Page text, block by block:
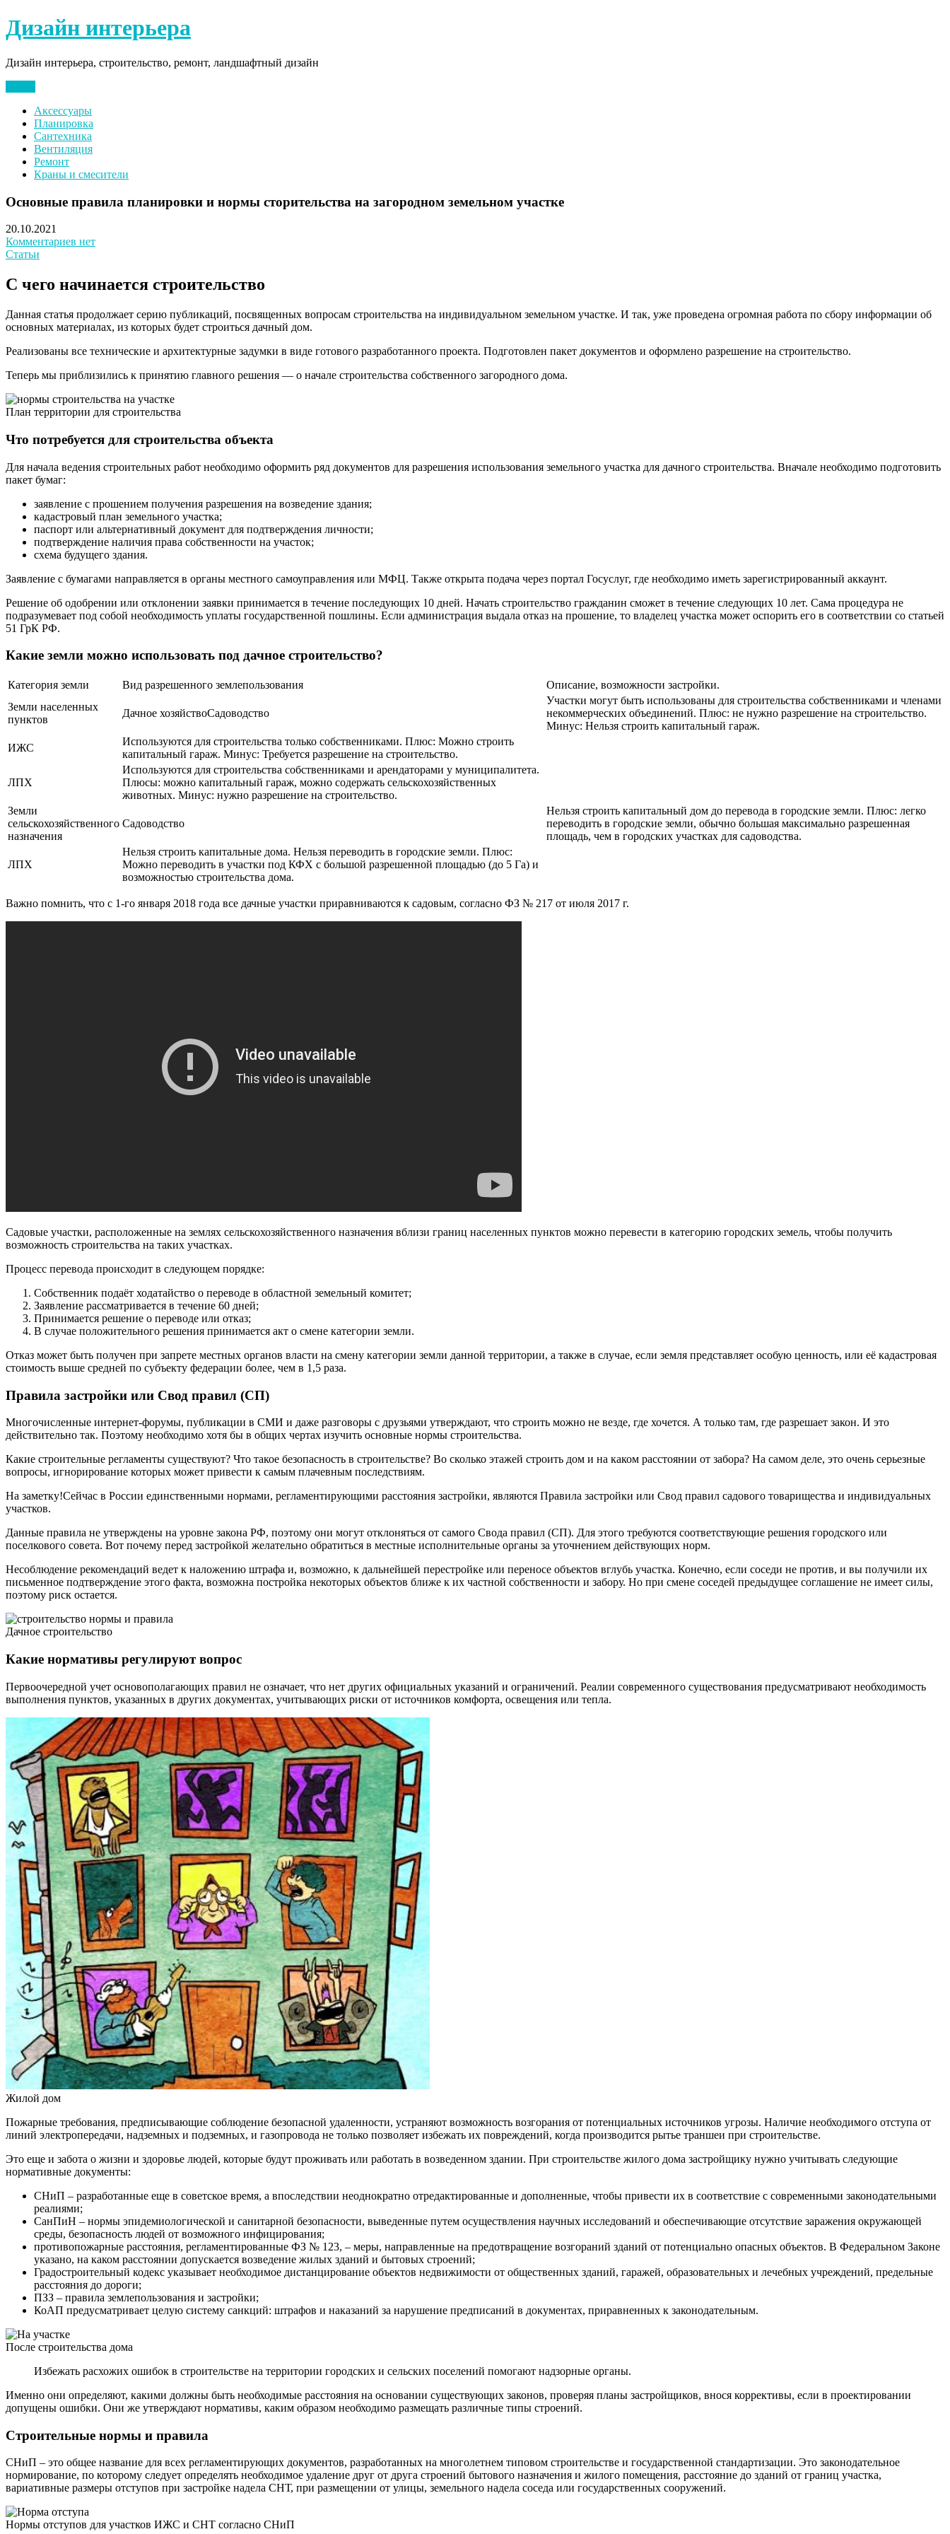
Перейти
к
Дизайн интерьера
Дизайн интерьера, строительство, ремонт, ландшафтный дизайн
Аксессуары
Планировка
Сантехника
Вентиляция
Ремонт
Краны и смесители
Основные правила планировки и нормы сторительства на загородном земельном участке
20.10.2021
Комментариев нет
Статьи
С чего начинается строительство
Данная статья продолжает серию публикаций, посвященных вопросам строительства на индивидуальном земельном участке. И так, уже проведена огромная работа по сбору информации об
основных материалах, из которых будет строиться дачный дом.
Реализованы все технические и архитектурные задумки в виде готового разработанного проекта. Подготовлен пакет документов и оформлено разрешение на строительство.
Теперь мы приблизились к принятию главного решения — о начале строительства собственного загородного дома.
План территории для строительства
Что потребуется для строительства объекта
Для начала ведения строительных работ необходимо оформить ряд документов для разрешения использования земельного участка для дачного строительства. Вначале необходимо подготовить
пакет бумаг:
заявление с прошением получения разрешения на возведение здания;
кадастровый план земельного участка;
паспорт или альтернативный документ для подтверждения личности;
подтверждение наличия права собственности на участок;
схема будущего здания.
Заявление с бумагами направляется в органы местного самоуправления или МФЦ. Также открыта подача через портал Госуслуг, где необходимо иметь зарегистрированный аккаунт.
Решение об одобрении или отклонении заявки принимается в течение последующих 10 дней. Начать строительство гражданин сможет в течение следующих 10 лет. Сама процедура не
подразумевает под собой необходимость уплаты государственной пошлины. Если администрация выдала отказ на прошение, то владелец участка может оспорить его в соответствии со статьей
51 ГрК РФ.
Какие земли можно использовать под дачное строительство?
Категория земли Вид разрешенного землепользования
Описание, возможности застройки.
Земли населенных
пунктов
Дачное хозяйствоСадоводство
Участки могут быть использованы для строительства собственниками и членами
некоммерческих объединений. Плюс: не нужно разрешение на строительство.
Минус: Нельзя строить капитальный гараж.
ИЖС
Используются для строительства только собственниками. Плюс: Можно строить
капитальный гараж. Минус: Требуется разрешение на строительство.
ЛПХ
Используются для строительства собственниками и арендаторами у муниципалитета.
Плюсы: можно капитальный гараж, можно содержать сельскохозяйственных
животных. Минус: нужно разрешение на строительство.
Земли
сельскохозяйственного
назначения
Садоводство
Нельзя строить капитальный дом до перевода в городские земли. Плюс: легко
переводить в городские земли, обычно большая максимально разрешенная
площадь, чем в городских участках для садоводства.
ЛПХ
Нельзя строить капитальные дома. Нельзя переводить в городские земли. Плюс:
Можно переводить в участки под КФХ с большой разрешенной площадью (до 5 Га) и
возможностью строительства дома.
Важно помнить, что с 1-го января 2018 года все дачные участки приравниваются к садовым, согласно ФЗ № 217 от июля 2017 г.
Садовые участки, расположенные на землях сельскохозяйственного назначения вблизи границ населенных пунктов можно перевести в категорию городских земель, чтобы получить
возможность строительства на таких участках.
Процесс перевода происходит в следующем порядке:
Собственник подаёт ходатайство о переводе в областной земельный комитет;
Заявление рассматривается в течение 60 дней;
Принимается решение о переводе или отказ;
В случае положительного решения принимается акт о смене категории земли.
Отказ может быть получен при запрете местных органов власти на смену категории земли данной территории, а также в случае, если земля представляет особую ценность, или её кадастровая
стоимость выше средней по субъекту федерации более, чем в 1,5 раза.
Правила застройки или Свод правил (СП)
Многочисленные интернет-форумы, публикации в СМИ и даже разговоры с друзьями утверждают, что строить можно не везде, где хочется. А только там, где разрешает закон. И это
действительно так. Поэтому необходимо хотя бы в общих чертах изучить основные нормы строительства.
Какие строительные регламенты существуют? Что такое безопасность в строительстве? Во сколько этажей строить дом и на каком расстоянии от забора? На самом деле, это очень серьезные
вопросы, игнорирование которых может привести к самым плачевным последствиям.
На заметку!Сейчас в России единственными нормами, регламентирующими расстояния застройки, являются Правила застройки или Свод правил садового товарищества и индивидуальных
участков.
Данные правила не утверждены на уровне закона РФ, поэтому они могут отклоняться от самого Свода правил (СП). Для этого требуются соответствующие решения городского или
поселкового совета. Вот почему перед застройкой желательно обратиться в местные исполнительные органы за уточнением действующих норм.
Несоблюдение рекомендаций ведет к наложению штрафа и, возможно, к дальнейшей перестройке или переносе объектов вглубь участка. Конечно, если соседи не против, и вы получили их
письменное подтверждение этого факта, возможна постройка некоторых объектов ближе к их частной собственности и забору. Но при смене соседей предыдущее соглашение не имеет силы,
поэтому риск остается.
Дачное строительство
Какие нормативы регулируют вопрос
Первоочередной учет основополагающих правил не означает, что нет других официальных указаний и ограничений. Реалии современного существования предусматривают необходимость
выполнения пунктов, указанных в других документах, учитывающих риски от источников комфорта, освещения или тепла.
Жилой дом
Пожарные требования, предписывающие соблюдение безопасной удаленности, устраняют возможность возгорания от потенциальных источников угрозы. Наличие необходимого отступа от
линий электропередачи, надземных и подземных, и газопровода не только позволяет избежать их повреждений, когда производится рытье траншеи при строительстве.
Это еще и забота о жизни и здоровье людей, которые будут проживать или работать в возведенном здании. При строительстве жилого дома застройщику нужно учитывать следующие
нормативные документы:
СНиП – разработанные еще в советское время, а впоследствии неоднократно отредактированные и дополненные, чтобы привести их в соответствие с современными законодательными
реалиями;
СанПиН – нормы эпидемиологической и санитарной безопасности, выведенные путем осуществления научных исследований и обеспечивающие отсутствие заражения окружающей
среды, безопасность людей от возможного инфицирования;
противопожарные расстояния, регламентированные ФЗ № 123, – меры, направленные на предотвращение возгораний зданий от потенциально опасных объектов. В Федеральном Законе
указано, на каком расстоянии допускается возведение жилых зданий и бытовых строений;
Градостроительный кодекс указывает необходимое дистанцирование объектов недвижимости от общественных зданий, гаражей, образовательных и лечебных учреждений, предельные
расстояния до дороги;
ПЗЗ – правила землепользования и застройки;
КоАП предусматривает целую систему санкций: штрафов и наказаний за нарушение предписаний в документах, приравненных к законодательным.
После строительства дома
Избежать расхожих ошибок в строительстве на территории городских и сельских поселений помогают надзорные органы.
Именно они определяют, какими должны быть необходимые расстояния на основании существующих законов, проверяя планы застройщиков, внося коррективы, если в проектировании
допущены ошибки. Они же утверждают нормативы, каким образом необходимо размещать различные типы строений.
Строительные нормы и правила
СНиП – это общее название для всех регламентирующих документов, разработанных на многолетнем типовом строительстве и государственной стандартизации. Это законодательное
нормирование, по которому следует определять необходимое удаление друг от друга строений бытового назначения и жилого помещения, расстояние до зданий от границ участка,
вариативные размеры отступов при застройке надела СНТ, при размещении от улицы, земельного надела соседа или государственных сооружений.
Нормы отступов для участков ИЖС и СНТ согласно СНиП